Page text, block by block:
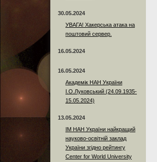
30.05.2024
УВАГА! Хакерська атака на
поштовий сервер.
16.05.2024
16.05.2024
Академік НАН України
І.О.Луковський (24.09.1935-
15.05.2024)
13.05.2024
ІМ НАН України найкращий
науково-освітній заклад
України згідно рейтингу
Center for World University